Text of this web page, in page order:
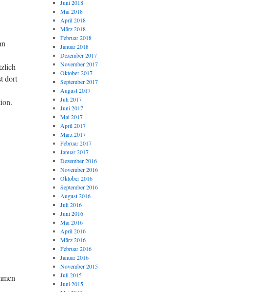
dort
Juni 2018
Mai 2018
April 2018
März 2018
Februar 2018
Januar 2018
Dezember 2017
November 2017
Oktober 2017
September 2017
August 2017
Juli 2017
Juni 2017
Mai 2017
April 2017
März 2017
Februar 2017
Januar 2017
Dezember 2016
November 2016
Oktober 2016
September 2016
August 2016
Juli 2016
Juni 2016
Mai 2016
April 2016
März 2016
Februar 2016
Januar 2016
November 2015
Juli 2015
Juni 2015